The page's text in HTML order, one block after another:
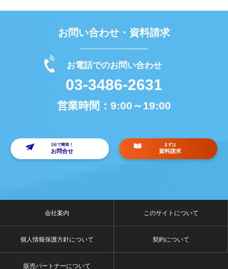
お問い合わせ・資料請求
お電話でのお問い合わせ
03-3486-2631
営業時間： 9:00～19:00
1分で簡単！
お問合せ
まずは
資料請求
会社案内 このサイトについて
個人情報保護方針について 契約について
販売パートナーについて